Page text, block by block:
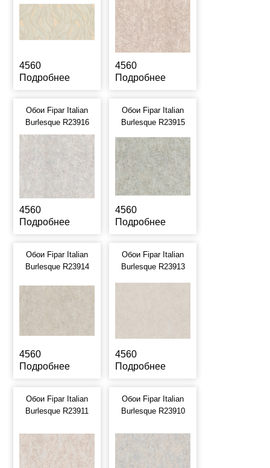
4560
Подробнее
4560
Подробнее
Обои Fipar Italian
Burlesque R23916
4560
Подробнее
Обои Fipar Italian
Burlesque R23915
4560
Подробнее
Обои Fipar Italian
Burlesque R23914
4560
Подробнее
Обои Fipar Italian
Burlesque R23913
4560
Подробнее
Обои Fipar Italian
Burlesque R23911
Обои Fipar Italian
Burlesque R23910